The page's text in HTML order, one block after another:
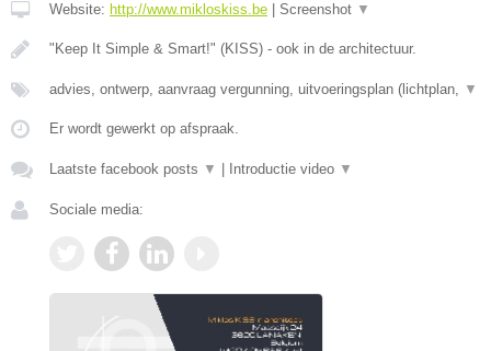
Website: http://www.mikloskiss.be Screenshot ▼
"Keep It Simple & Smart!" (KISS) - ook in de architectuur.
advies, ontwerp, aanvraag vergunning, uitvoeringsplan (lichtplan, ▼
Er wordt gewerkt op afspraak.
Laatste facebook posts ▼ Introductie video ▼
Sociale media: